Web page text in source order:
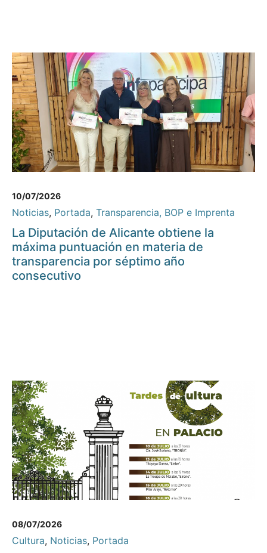
10/07/2026
Noticias, Portada, Transparencia, BOP e Imprenta
La Diputación de Alicante obtiene la
máxima puntuación en materia de
transparencia por séptimo año
consecutivo
08/07/2026
Cultura, Noticias, Portada